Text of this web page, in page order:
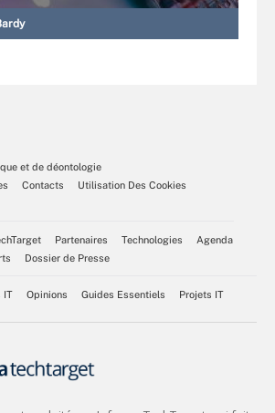
et de déontologie
Contacts
Utilisation Des Cookies
Partenaires Technologies
Agenda
Dossier de Presse
IT Opinions Guides Essentiels Projets IT